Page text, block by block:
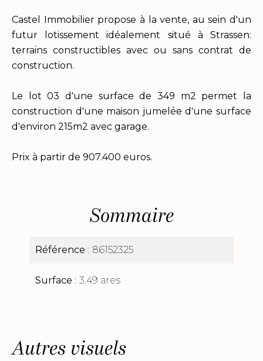
Castel Immobilier propose à la vente, au sein d'un
futur lotissement idéalement situé à Strassen:
terrains constructibles avec ou sans contrat de
construction.
Le lot 03 d'une surface de 349 m2 permet la
construction d'une maison jumelée d'une surface
d'environ 215m2 avec garage.
Prix à partir de 907.400 euros.
Sommaire
Référence 86152325
Surface 3.49 ares
Autres visuels